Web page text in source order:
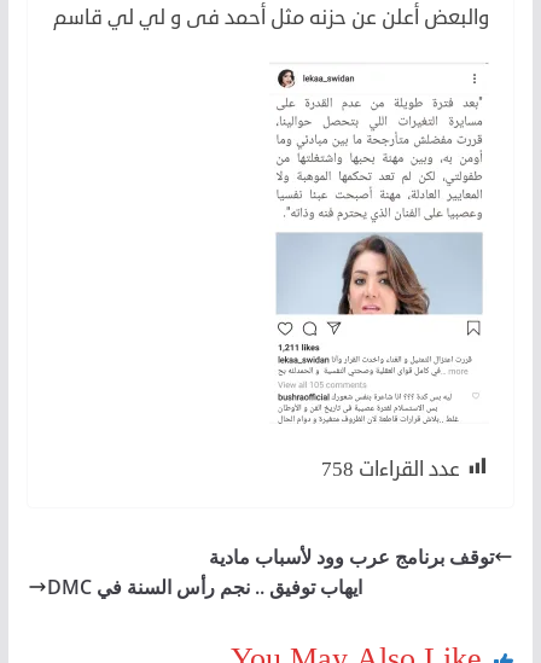
والبعض أعلن عن حزنه مثل أحمد فى و لي لي قاسم
عدد القراءات 758
توقف برنامج عرب وود لأسباب مادية
ايهاب توفيق .. نجم رأس السنة في DMC